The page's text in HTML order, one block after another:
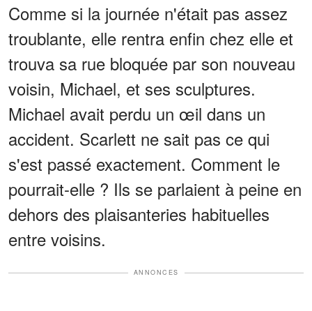
Comme si la journée n'était pas assez
troublante, elle rentra enfin chez elle et
trouva sa rue bloquée par son nouveau
voisin, Michael, et ses sculptures.
Michael avait perdu un œil dans un
accident. Scarlett ne sait pas ce qui
s'est passé exactement. Comment le
pourrait-elle ? Ils se parlaient à peine en
dehors des plaisanteries habituelles
entre voisins.
ANNONCES